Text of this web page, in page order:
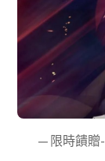
—限時饋贈